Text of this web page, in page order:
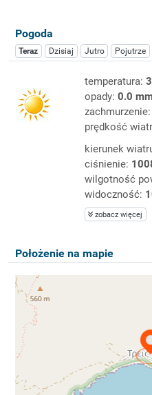
Pogoda
Teraz Dzisiaj Jutro Pojutrze
temperatura:
opady: 0.0
zachmurzenie:
prędkość
kierunek
ciśnienie:
wilgotność
widoczność:
zobacz więcej
Położenie na mapie